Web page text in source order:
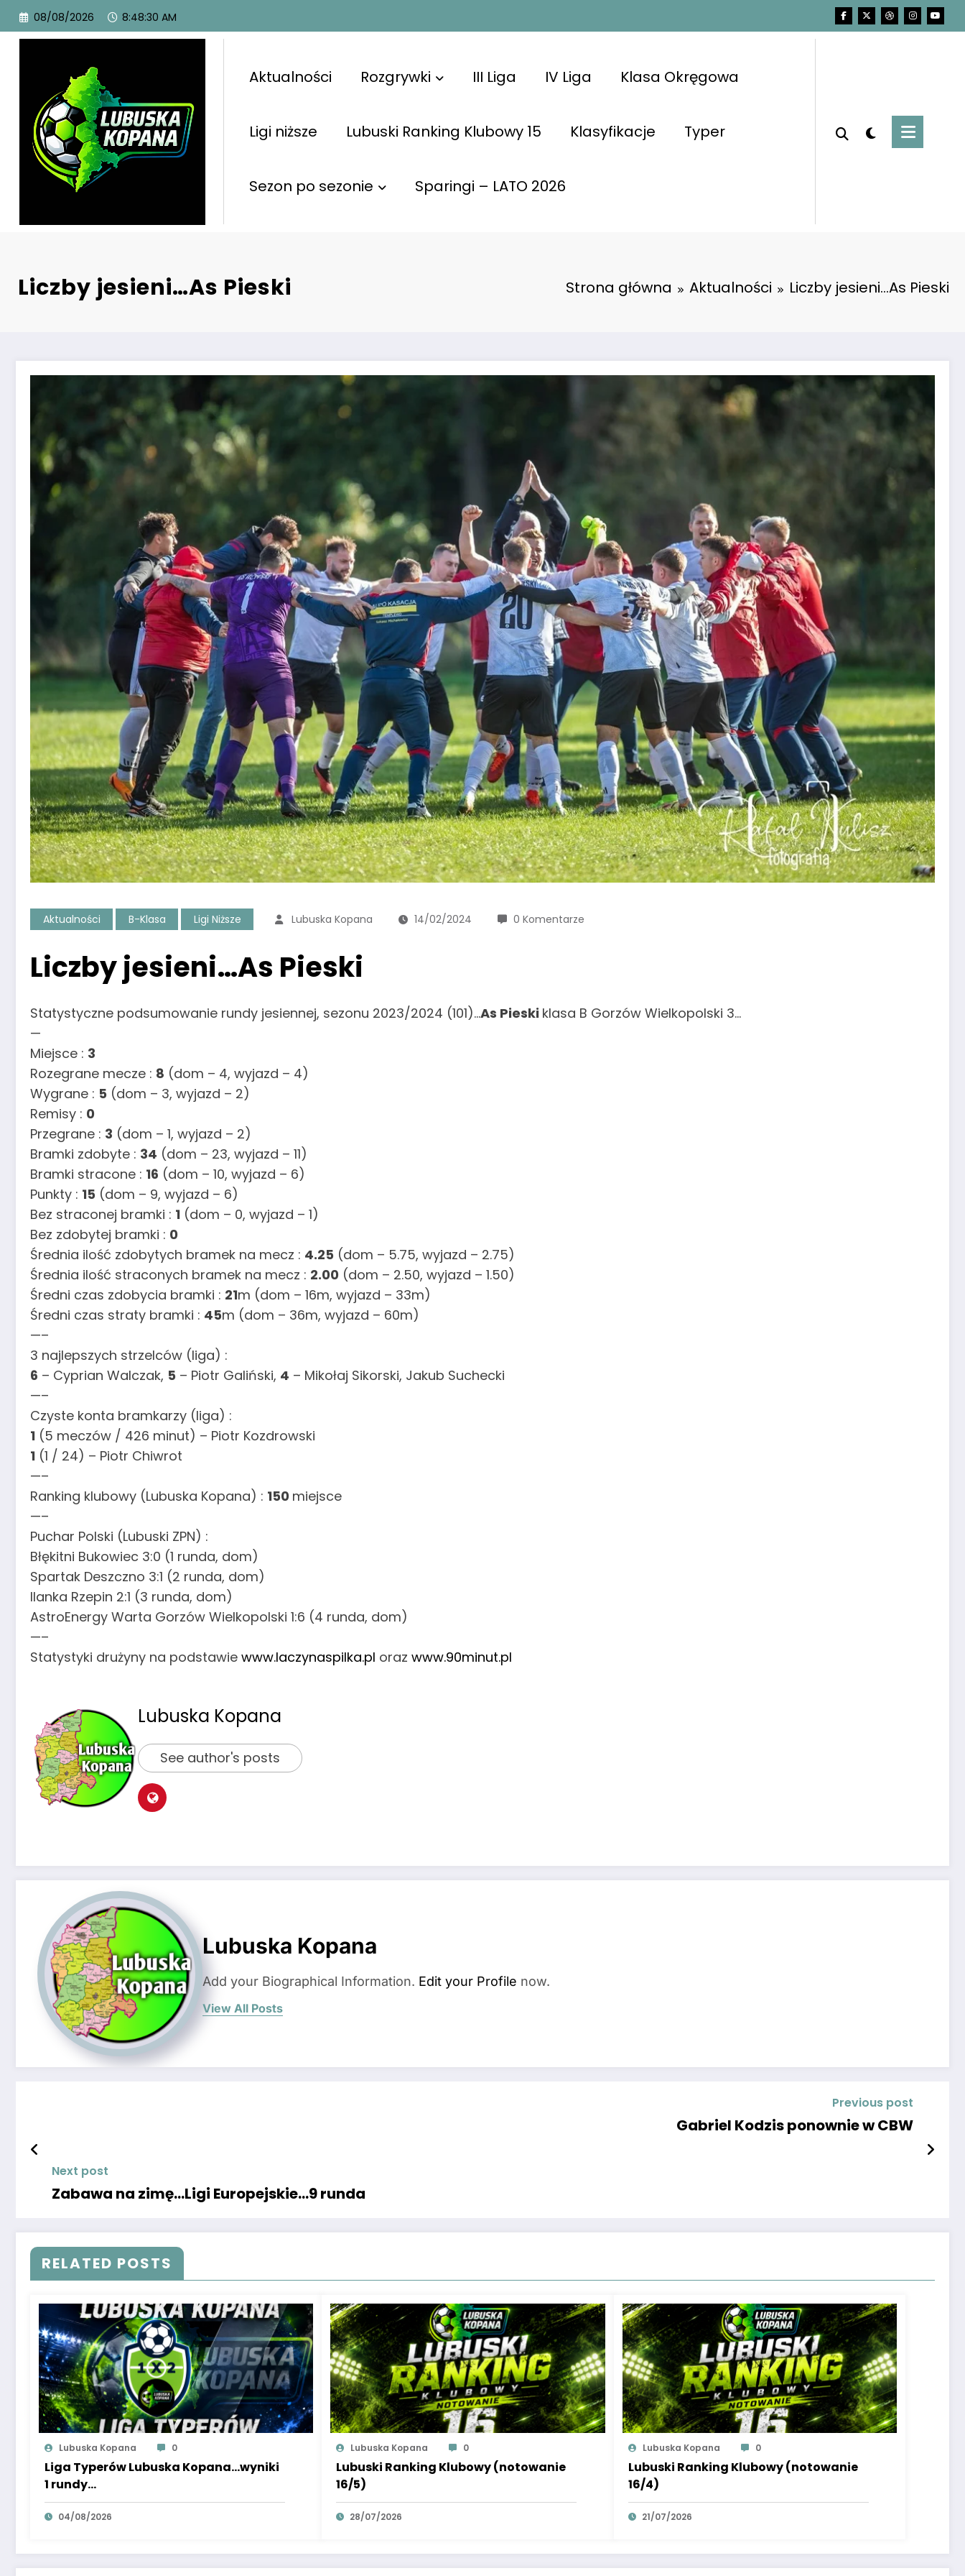
08/08/2026 8:48:32 AM
Aktualności Rozgrywki III Liga IV Liga Klasa Okręgowa
Ligi niższe Lubuski Ranking Klubowy 15 Klasyfikacje Typer
Sezon po sezonie Sparingi – LATO 2026
Liczby jesieni…As Pieski Strona główna Aktualności Liczby jesieni…As Pieski
Aktualności B-Klasa Ligi Niższe Lubuska Kopana 14/02/2024 0 Komentarze
Liczby jesieni…As Pieski
Statystyczne podsumowanie rundy jesiennej, sezonu 2023/2024 (101)…As Pieski klasa B Gorzów Wielkopolski 3…
—
Miejsce : 3
Rozegrane mecze : 8 (dom – 4, wyjazd – 4)
Wygrane : 5 (dom – 3, wyjazd – 2)
Remisy : 0
Przegrane : 3 (dom – 1, wyjazd – 2)
Bramki zdobyte : 34 (dom – 23, wyjazd – 11)
Bramki stracone : 16 (dom – 10, wyjazd – 6)
Punkty : 15 (dom – 9, wyjazd – 6)
Bez straconej bramki : 1 (dom – 0, wyjazd – 1)
Bez zdobytej bramki : 0
Średnia ilość zdobytych bramek na mecz : 4.25 (dom – 5.75, wyjazd – 2.75)
Średnia ilość straconych bramek na mecz : 2.00 (dom – 2.50, wyjazd – 1.50)
Średni czas zdobycia bramki : 21m (dom – 16m, wyjazd – 33m)
Średni czas straty bramki : 45m (dom – 36m, wyjazd – 60m)
—–
3 najlepszych strzelców (liga) :
6 – Cyprian Walczak, 5 – Piotr Galiński, 4 – Mikołaj Sikorski, Jakub Suchecki
—–
Czyste konta bramkarzy (liga) :
1 (5 meczów / 426 minut) – Piotr Kozdrowski
1 (1 / 24) – Piotr Chiwrot
—–
Ranking klubowy (Lubuska Kopana) : 150 miejsce
—–
Puchar Polski (Lubuski ZPN) :
Błękitni Bukowiec 3:0 (1 runda, dom)
Spartak Deszczno 3:1 (2 runda, dom)
Ilanka Rzepin 2:1 (3 runda, dom)
AstroEnergy Warta Gorzów Wielkopolski 1:6 (4 runda, dom)
—–
Statystyki drużyny na podstawie www.laczynaspilka.pl oraz www.90minut.pl
Lubuska Kopana
See author's posts
Lubuska Kopana
Add your Biographical Information. Edit your Profile now.
View All Posts
Previous post
Gabriel Kodzis ponownie w CBW
Next post
Zabawa na zimę…Ligi Europejskie…9 runda
RELATED POSTS
Lubuska Kopana 0
Liga Typerów Lubuska Kopana…wyniki
1 rundy…
04/08/2026
Lubuska Kopana 0
Lubuski Ranking Klubowy (notowanie
16/5)
28/07/2026
Lubuska Kopana 0
Lubuski Ranking Klubowy (notowanie
16/4)
21/07/2026